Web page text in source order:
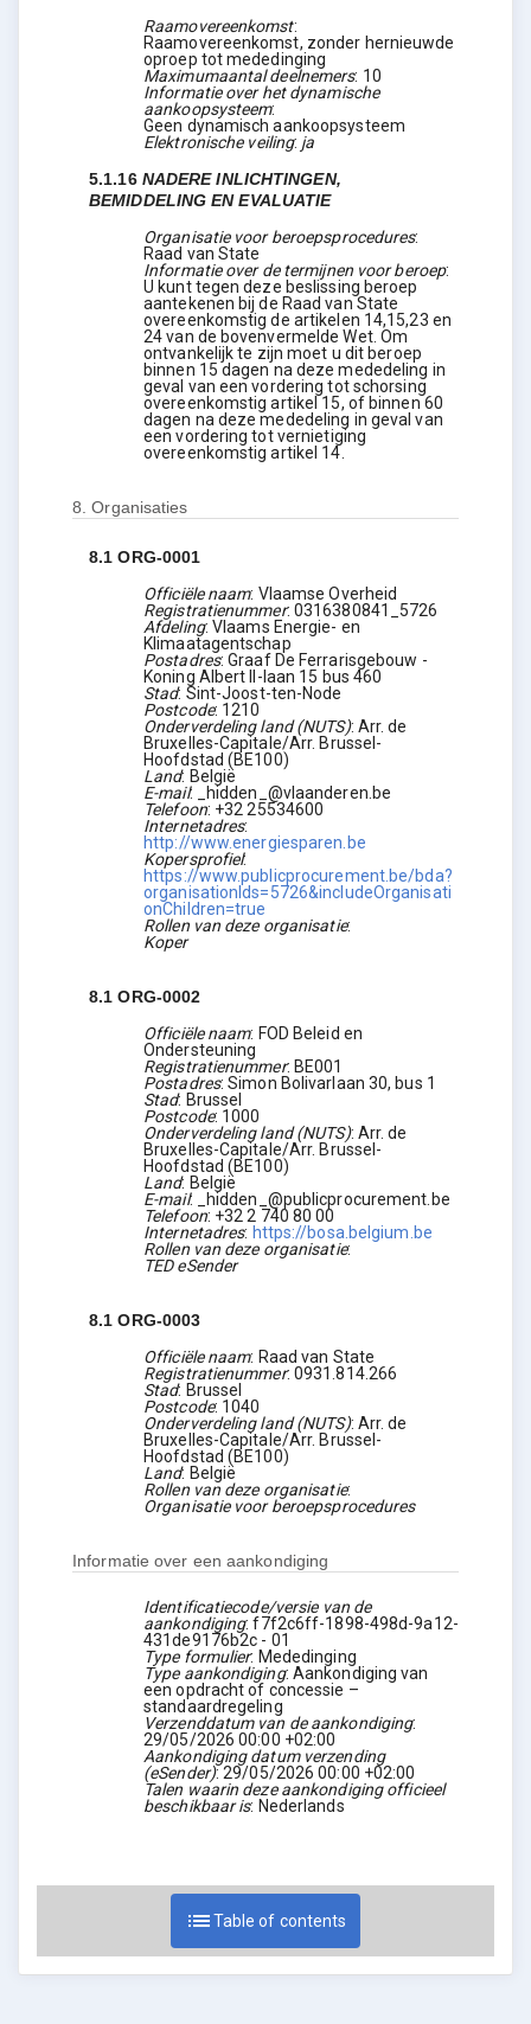
listTable of contents
Raamovereenkomst:
Raamovereenkomst, zonder hernieuwde
oproep tot mededinging
Maximumaantal deelnemers: 10
Informatie over het dynamische
aankoopsysteem:
Geen dynamisch aankoopsysteem
Elektronische veiling: ja
5.1.16 NADERE INLICHTINGEN,
BEMIDDELING EN EVALUATIE
Organisatie voor beroepsprocedures:
Raad van State
Informatie over de termijnen voor beroep:
U kunt tegen deze beslissing beroep
aantekenen bij de Raad van State
overeenkomstig de artikelen 14,15,23 en
24 van de bovenvermelde Wet. Om
ontvankelijk te zijn moet u dit beroep
binnen 15 dagen na deze mededeling in
geval van een vordering tot schorsing
overeenkomstig artikel 15, of binnen 60
dagen na deze mededeling in geval van
een vordering tot vernietiging
overeenkomstig artikel 14.
8.Organisaties
8.1ORG-0001
Officiële naam: Vlaamse Overheid
Registratienummer: 0316380841_5726
Afdeling:Vlaams Energie- en
Klimaatagentschap
Postadres:Graaf De Ferrarisgebouw -
Koning Albert II-laan 15 bus 460
Stad: Sint-Joost-ten-Node
Postcode: 1210
Onderverdeling land (NUTS): Arr. de
Bruxelles-Capitale/Arr. Brussel-
Hoofdstad (BE100)
Land: België
E-mail:
_hidden_@vlaanderen.be
Telefoon: +32 25534600
Internetadres:
http://www.energiesparen.be
Kopersprofiel:
https://www.publicprocurement.be/bda?
organisationIds=5726&includeOrganisati
onChildren=true
Rollen van deze organisatie:
Koper
8.1ORG-0002
Officiële naam: FOD Beleid en
Ondersteuning
Registratienummer: BE001
Postadres:Simon Bolivarlaan 30, bus 1
Stad: Brussel
Postcode: 1000
Onderverdeling land (NUTS): Arr. de
Bruxelles-Capitale/Arr. Brussel-
Hoofdstad (BE100)
Land: België
E-mail:
_hidden_@publicprocurement.be
Telefoon: +32 2 740 80 00
Internetadres: https://bosa.belgium.be
Rollen van deze organisatie:
TED eSender
8.1ORG-0003
Officiële naam: Raad van State
Registratienummer: 0931.814.266
Stad: Brussel
Postcode: 1040
Onderverdeling land (NUTS): Arr. de
Bruxelles-Capitale/Arr. Brussel-
Hoofdstad (BE100)
Land: België
Rollen van deze organisatie:
Organisatie voor beroepsprocedures
Informatie over een aankondiging
Identificatiecode/versie van de
aankondiging:f7f2c6ff-1898-498d-9a12-
431de9176b2c - 01
Type formulier: Mededinging
Type aankondiging: Aankondiging van
een opdracht of concessie –
standaardregeling
Verzenddatum van de aankondiging:
29/05/2026 00:00 +02:00
Aankondiging datum verzending
(eSender):29/05/2026 00:00 +02:00
Talen waarin deze aankondiging officieel
beschikbaar is: Nederlands